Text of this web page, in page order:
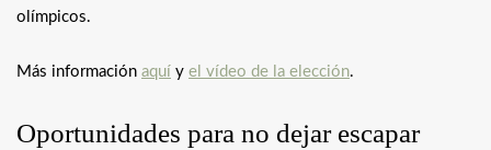
olímpicos.
Más información aquí y el vídeo de la elección.
Oportunidades para no dejar escapar